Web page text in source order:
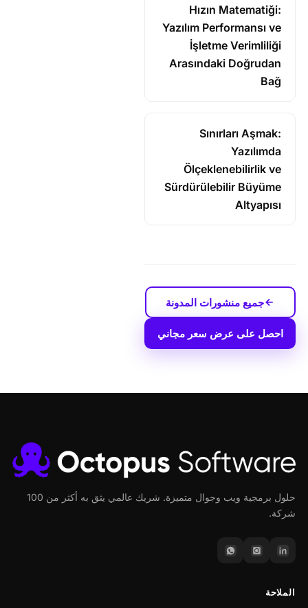
Hızın Matematiği:
Yazılım Performansı ve
İşletme Verimliliği
Arasındaki Doğrudan
Bağ
Sınırları Aşmak:
Yazılımda
Ölçeklenebilirlik ve
Sürdürülebilir Büyüme
Altyapısı
جميع منشورات المدونة
احصل على عرض سعر مجاني
حلول برمجية ويب وجوال متميزة. شريك عالمي يثق به أكثر من 100
شركة.
الملاحة